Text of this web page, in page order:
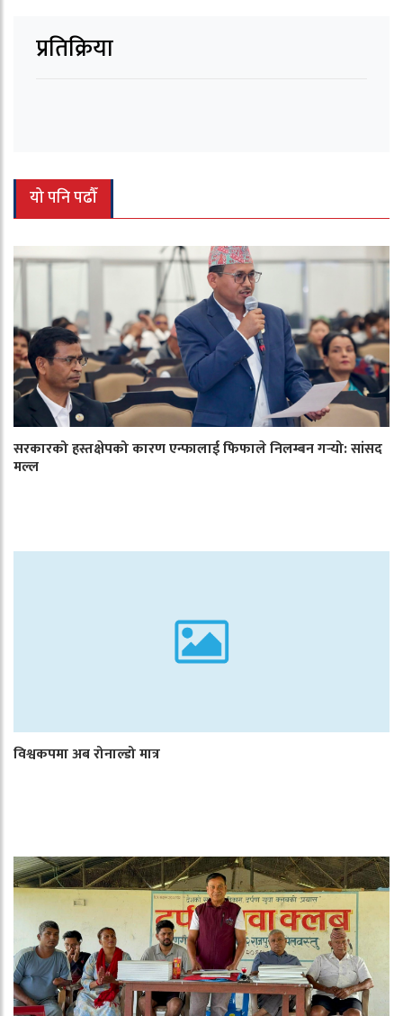
प्रतिक्रिया
यो पनि पढौँ
सरकारको हस्तक्षेपको कारण एन्फालाई फिफाले निलम्बन गर्‍यो: सांसद
मल्ल
विश्वकपमा अब रोनाल्डो मात्र